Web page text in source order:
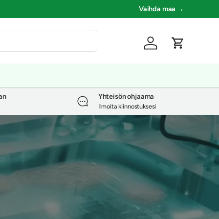
Vaihda maa →
Kirjaudu sisään
Ostoskori
Yhteisön ohjaama
Ilmoita kiinnostuksesi